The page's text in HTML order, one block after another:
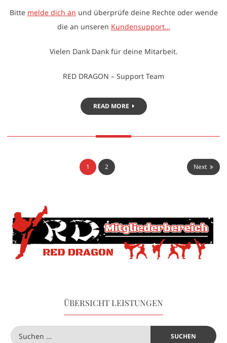
Bitte melde dich an und überprüfe deine Rechte oder wende
die an unseren Kundensupport…
Vielen Dank Dank für deine Mitarbeit.
RED DRAGON – Support Team
READ MORE
1 2 Next
ÜBERSICHT LEISTUNGEN